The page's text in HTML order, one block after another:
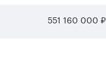
551 160 000 ₽